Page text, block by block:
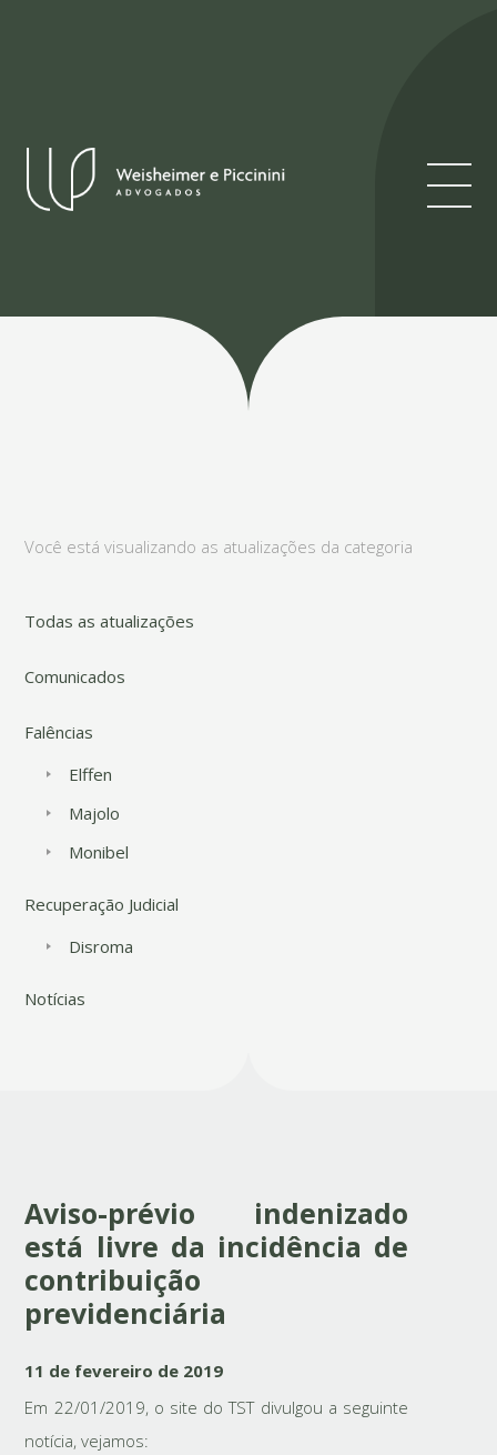
Você está visualizando as atualizações da categoria
Todas as atualizações
Comunicados
Falências
Elffen
Majolo
Monibel
Recuperação Judicial
Disroma
Notícias
Aviso-prévio indenizado
está livre da incidência de
contribuição
previdenciária
11 de fevereiro de 2019
Em 22/01/2019, o site do TST divulgou a seguinte
notícia, vejamos: